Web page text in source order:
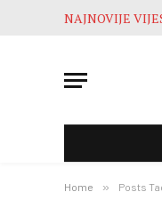
NAJNOVIJE
Home » Posts